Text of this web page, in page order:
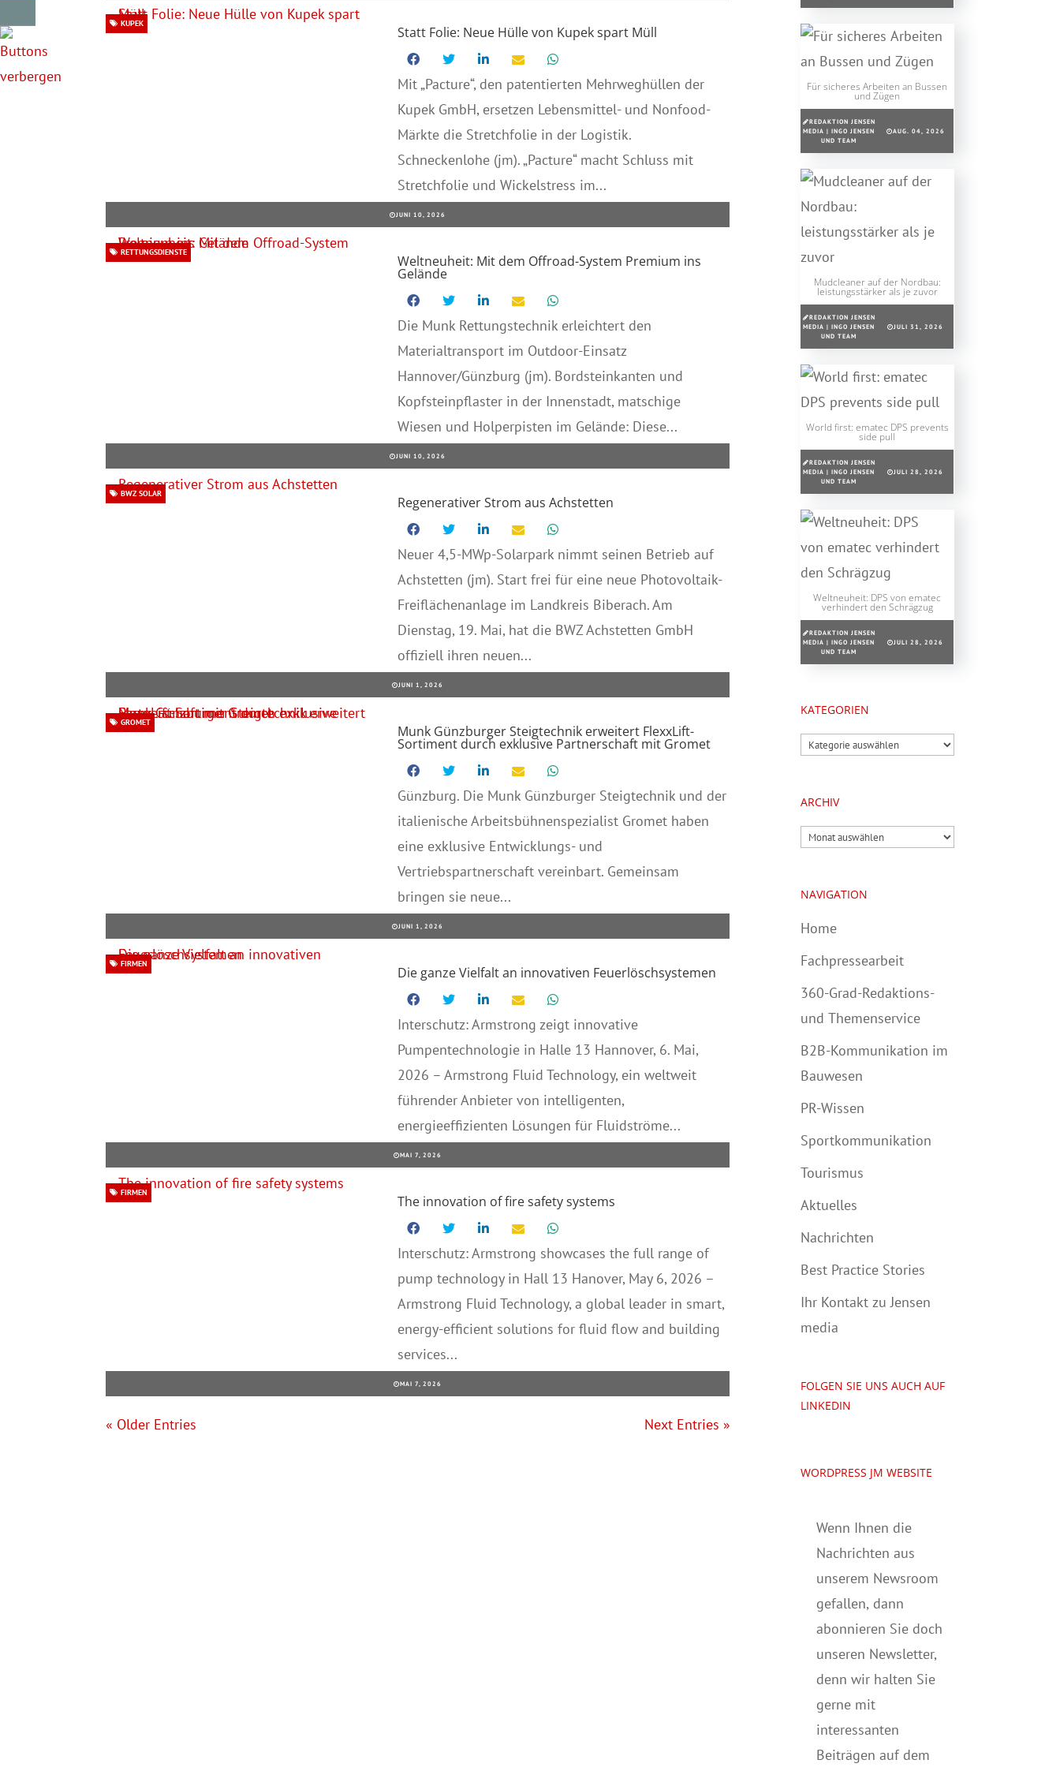
Statt Folie: Neue Hülle von Kupek spart Müll
KUPEK
Mit „Pacture“, den patentierten Mehrweghüllen der
Kupek GmbH, ersetzen Lebensmittel- und Nonfood-
Märkte die Stretchfolie in der Logistik.
Schneckenlohe (jm). „Pacture“ macht Schluss mit
Stretchfolie und Wickelstress im...
JUNI 10, 2026
Weltneuheit: Mit dem Offroad-System Premium ins
Gelände
RETTUNGSDIENSTE
Die Munk Rettungstechnik erleichtert den
Materialtransport im Outdoor-Einsatz
Hannover/Günzburg (jm). Bordsteinkanten und
Kopfsteinpflaster in der Innenstadt, matschige
Wiesen und Holperpisten im Gelände: Diese...
JUNI 10, 2026
Regenerativer Strom aus Achstetten
BWZ SOLAR
Neuer 4,5-MWp-Solarpark nimmt seinen Betrieb auf
Achstetten (jm). Start frei für eine neue Photovoltaik-
Freiflächenanlage im Landkreis Biberach. Am
Dienstag, 19. Mai, hat die BWZ Achstetten GmbH
offiziell ihren neuen...
JUNI 1, 2026
Munk Günzburger Steigtechnik erweitert FlexxLift-
Sortiment durch exklusive Partnerschaft mit Gromet
GROMET
Günzburg. Die Munk Günzburger Steigtechnik und der
italienische Arbeitsbühnenspezialist Gromet haben
eine exklusive Entwicklungs- und
Vertriebspartnerschaft vereinbart. Gemeinsam
bringen sie neue...
JUNI 1, 2026
Die ganze Vielfalt an innovativen Feuerlöschsystemen
FIRMEN
Interschutz: Armstrong zeigt innovative
Pumpentechnologie in Halle 13 Hannover, 6. Mai,
2026 – Armstrong Fluid Technology, ein weltweit
führender Anbieter von intelligenten,
energieeffizienten Lösungen für Fluidströme...
MAI 7, 2026
The innovation of fire safety systems
FIRMEN
Interschutz: Armstrong showcases the full range of
pump technology in Hall 13 Hanover, May 6, 2026 –
Armstrong Fluid Technology, a global leader in smart,
energy-efficient solutions for fluid flow and building
services...
MAI 7, 2026
« Older Entries Next Entries »
Für sicheres Arbeiten an Bussen
und Zügen
REDAKTION JENSEN
MEDIA | INGO JENSEN
UND TEAM
AUG. 04, 2026
Mudcleaner auf der Nordbau:
leistungsstärker als je zuvor
REDAKTION JENSEN
MEDIA | INGO JENSEN
UND TEAM
JULI 31, 2026
World first: ematec DPS prevents
side pull
REDAKTION JENSEN
MEDIA | INGO JENSEN
UND TEAM
JULI 28, 2026
Weltneuheit: DPS von ematec
verhindert den Schrägzug
REDAKTION JENSEN
MEDIA | INGO JENSEN
UND TEAM
JULI 28, 2026
KATEGORIEN
Kategorien
ARCHIV
Archiv
NAVIGATION
Home
Fachpressearbeit
360-Grad-Redaktions-
und Themenservice
B2B-Kommunikation im
Bauwesen
PR-Wissen
Sportkommunikation
Tourismus
Aktuelles
Nachrichten
Best Practice Stories
Ihr Kontakt zu Jensen
media
FOLGEN SIE UNS AUCH AUF
LINKEDIN
WORDPRESS JM WEBSITE
Wenn Ihnen die
Nachrichten aus
unserem Newsroom
gefallen, dann
abonnieren Sie doch
unseren Newsletter,
denn wir halten Sie
gerne mit
interessanten
Beiträgen auf dem